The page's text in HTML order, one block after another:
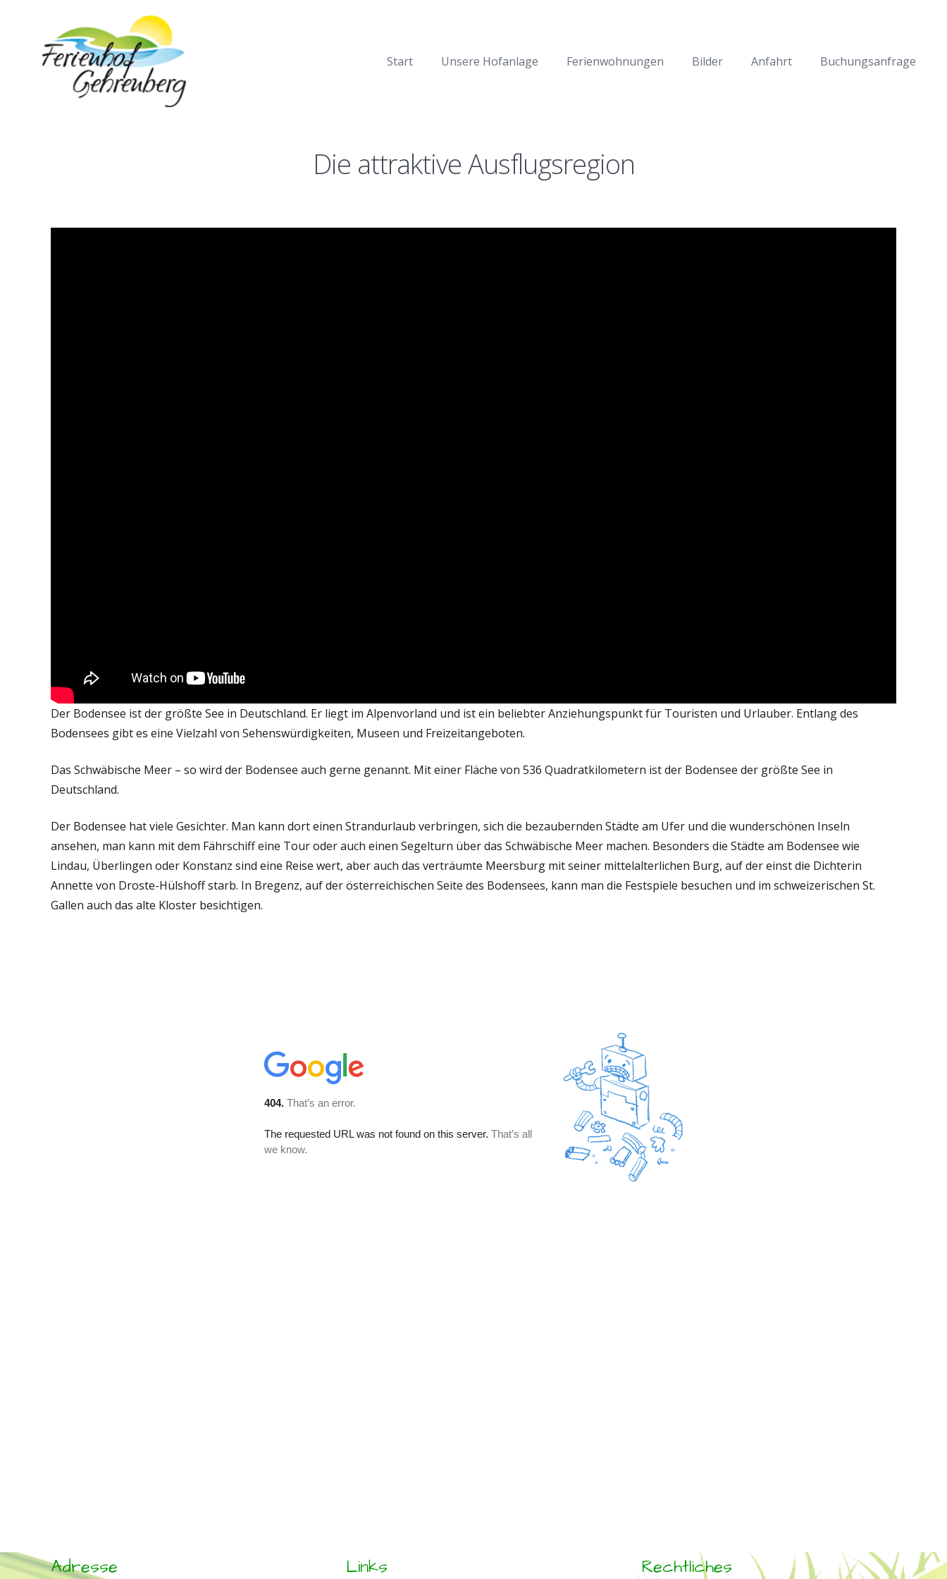
Start Unsere Hofanlage Ferienwohnungen Bilder Anfahrt Buchungsanfrage
Die attraktive Ausflugsregion
Der Bodensee ist der größte See in Deutschland. Er liegt im Alpenvorland und ist ein beliebter Anziehungspunkt für Touristen und Urlauber. Entlang des
Bodensees gibt es eine Vielzahl von Sehenswürdigkeiten, Museen und Freizeitangeboten.
Das Schwäbische Meer – so wird der Bodensee auch gerne genannt. Mit einer Fläche von 536 Quadratkilometern ist der Bodensee der größte See in
Deutschland.
Der Bodensee hat viele Gesichter. Man kann dort einen Strandurlaub verbringen, sich die bezaubernden Städte am Ufer und die wunderschönen Inseln
ansehen, man kann mit dem Fährschiff eine Tour oder auch einen Segelturn über das Schwäbische Meer machen. Besonders die Städte am Bodensee wie
Lindau, Überlingen oder Konstanz sind eine Reise wert, aber auch das verträumte Meersburg mit seiner mittelalterlichen Burg, auf der einst die Dichterin
Annette von Droste-Hülshoff starb. In Bregenz, auf der österreichischen Seite des Bodensees, kann man die Festspiele besuchen und im schweizerischen St.
Gallen auch das alte Kloster besichtigen.
Adresse Links Rechtliches